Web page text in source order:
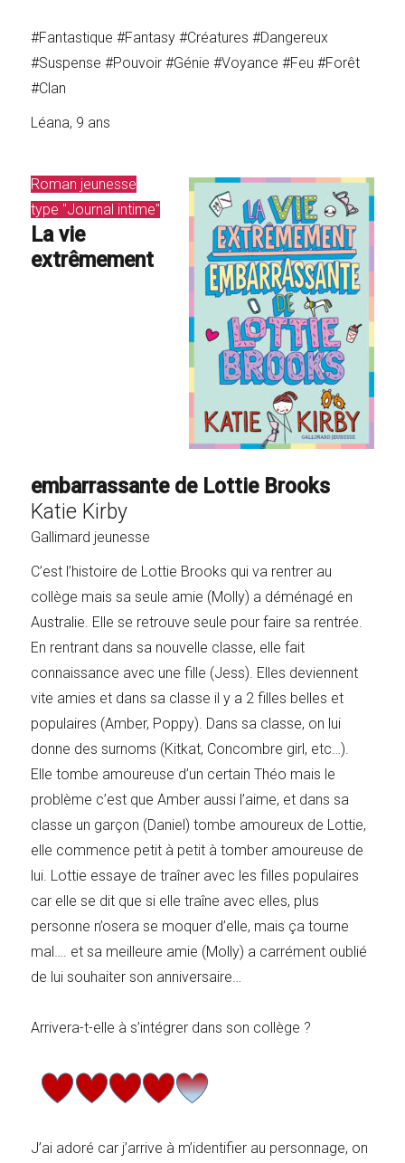
#Fantastique #Fantasy #Créatures #Dangereux
#Suspense #Pouvoir #Génie #Voyance #Feu #Forêt
#Clan
Léana, 9 ans
Roman jeunesse
type "Journal intime"
La vie
extrêmement
embarrassante de Lottie Brooks
Katie Kirby
Gallimard jeunesse
C’est l’histoire de Lottie Brooks qui va rentrer au
collège mais sa seule amie (Molly) a déménagé en
Australie. Elle se retrouve seule pour faire sa rentrée.
En rentrant dans sa nouvelle classe, elle fait
connaissance avec une fille (Jess). Elles deviennent
vite amies et dans sa classe il y a 2 filles belles et
populaires (Amber, Poppy). Dans sa classe, on lui
donne des surnoms (Kitkat, Concombre girl, etc…).
Elle tombe amoureuse d’un certain Théo mais le
problème c’est que Amber aussi l’aime, et dans sa
classe un garçon (Daniel) tombe amoureux de Lottie,
elle commence petit à petit à tomber amoureuse de
lui. Lottie essaye de traîner avec les filles populaires
car elle se dit que si elle traîne avec elles, plus
personne n’osera se moquer d’elle, mais ça tourne
mal…. et sa meilleure amie (Molly) a carrément oublié
de lui souhaiter son anniversaire…
Arrivera-t-elle à s’intégrer dans son collège ?
J’ai adoré car j’arrive à m’identifier au personnage, on